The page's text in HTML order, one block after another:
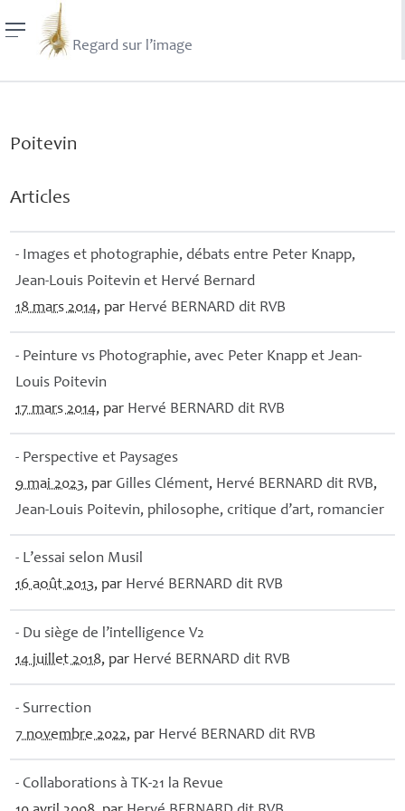
Regard sur l’image
Poitevin
Articles
- Images et photographie, débats entre Peter Knapp,
Jean-Louis Poitevin et Hervé Bernard
18 mars 2014, par Hervé BERNARD dit RVB
- Peinture vs Photographie, avec Peter Knapp et Jean-
Louis Poitevin
17 mars 2014, par Hervé BERNARD dit RVB
- Perspective et Paysages
9 mai 2023, parGilles Clément, Hervé BERNARD dit RVB,
Jean-Louis Poitevin, philosophe, critique d’art, romancier
- L’essai selon Musil
16 août 2013, par Hervé BERNARD dit RVB
- Du siège de l’intelligence V2
14 juillet 2018, par Hervé BERNARD dit RVB
- Surrection
7 novembre 2022, par Hervé BERNARD dit RVB
- Collaborations à TK-21 la Revue